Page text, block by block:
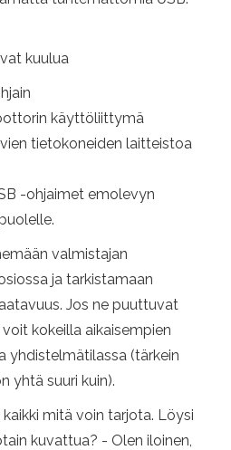
kuulua
käyttöliittymä
tietokoneiden laitteistoa
-ohjaimet emolevyn
valmistajan
ja tarkistamaan
Jos ne puuttuvat
kokeilla aikaisempien
yhdistelmätilassa (tärkein
yhtä suuri kuin).
mitä voin tarjota. Löysi
kuvattua? - Olen iloinen,